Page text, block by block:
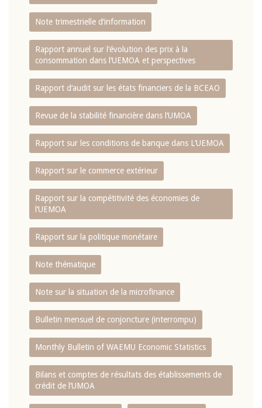
Note trimestrielle d‘information
Rapport annuel sur l‘évolution des prix à la
consommation dans l‘UEMOA et perspectives
Rapport d‘audit sur les états financiers de la BCEAO
Revue de la stabilité financière dans l‘UMOA
Rapport sur les conditions de banque dans L‘UEMOA
Rapport sur le commerce extérieur
Rapport sur la compétitivité des économies de
l‘UEMOA
Rapport sur la politique monétaire
Note thématique
Note sur la situation de la microfinance
Bulletin mensuel de conjoncture (interrompu)
Monthly Bulletin of WAEMU Economic Statistics
Bilans et comptes de résultats des établissements de
crédit de l‘UMOA